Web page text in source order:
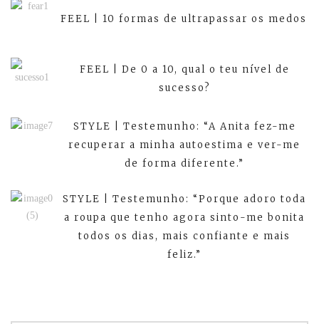
FEEL | 10 formas de ultrapassar os medos
FEEL | De 0 a 10, qual o teu nível de
sucesso?
STYLE | Testemunho: “A Anita fez-me
recuperar a minha autoestima e ver-me
de forma diferente.”
STYLE | Testemunho: “Porque adoro toda
a roupa que tenho agora sinto-me bonita
todos os dias, mais confiante e mais
feliz.”